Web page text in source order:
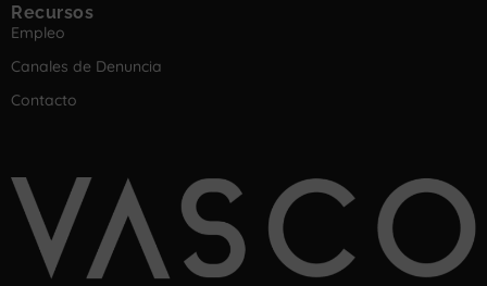
Recursos
Empleo
Canales de Denuncia
Contacto